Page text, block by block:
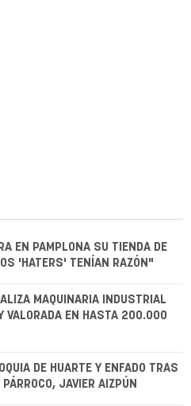
EN PAMPLONA SU TIENDA DE
'HATERS' TENÍAN RAZÓN"
MAQUINARIA INDUSTRIAL
VALORADA EN HASTA 200.000
DE HUARTE Y ENFADO TRAS
JAVIER AIZPÚN